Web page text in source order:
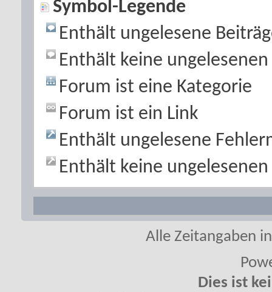
*
schlurf has just replied to the thread
[26.07.2026]
Atze has just replied to the threadÖlsorte
[26.07.2026]
has just replied to the thread
[26.07.2026]
Symbol-Legende
Enthält ungelesene
Enthält keine
Forum ist eine Kategorie
Forum ist ein Link
Enthält ungelesene
Enthält keine
Alle Zeitangaben
Dies ist